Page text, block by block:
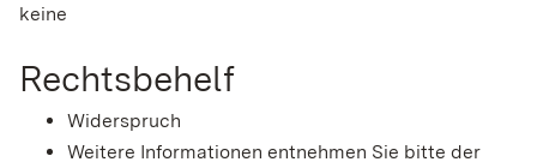
keine
Rechtsbehelf
Widerspruch
Weitere Informationen entnehmen Sie bitte der